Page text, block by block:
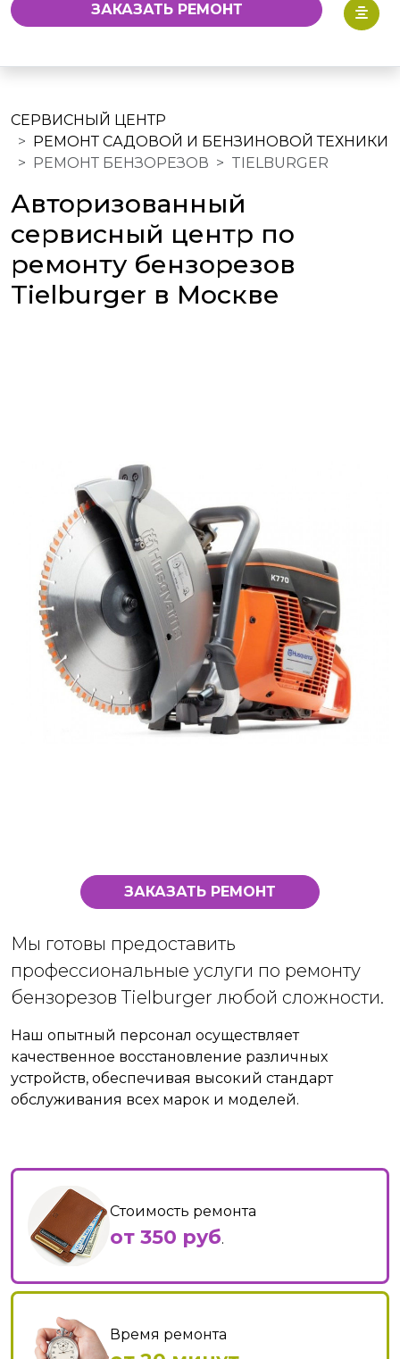
ЗАКАЗАТЬ РЕМОНТ
СЕРВИСНЫЙ ЦЕНТР
РЕМОНТ САДОВОЙ И БЕНЗИНОВОЙ ТЕХНИКИ
РЕМОНТ БЕНЗОРЕЗОВ
TIELBURGER
Авторизованный
сервисный центр по
ремонту бензорезов
Tielburger в Москве
ЗАКАЗАТЬ РЕМОНТ
Мы готовы предоставить
профессиональные услуги по ремонту
бензорезов Tielburger любой сложности.
Наш опытный персонал осуществляет
качественное восстановление различных
устройств, обеспечивая высокий стандарт
обслуживания всех марок и моделей.
Стоимость ремонта
от 350 руб.
Время ремонта